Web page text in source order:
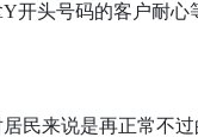
Y开头号码的客户耐心
民来说是再正常不